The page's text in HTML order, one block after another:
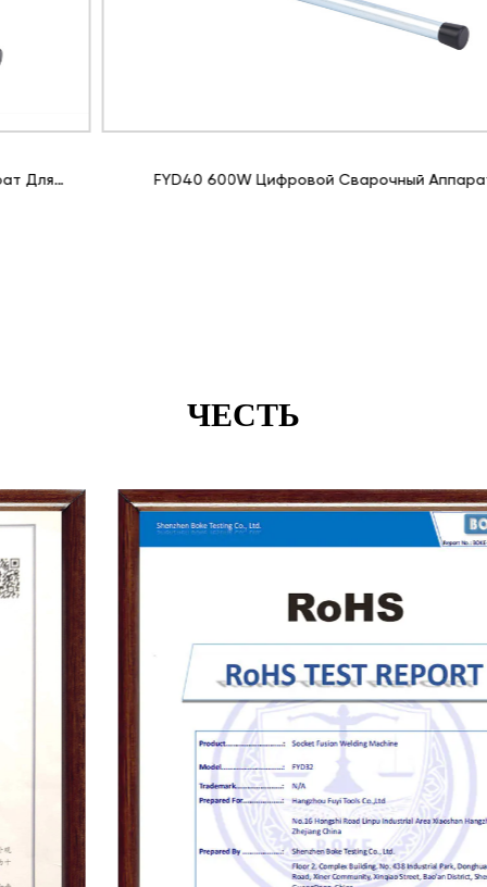
FYD40 600W Цифровой Сварочный Аппарат Для
ЧЕСТЬ